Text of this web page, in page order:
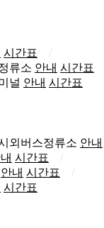
시간표
류소 안내 시간표
널 안내 시간표
외버스정류소 안내
시간표
안내 시간표
시간표